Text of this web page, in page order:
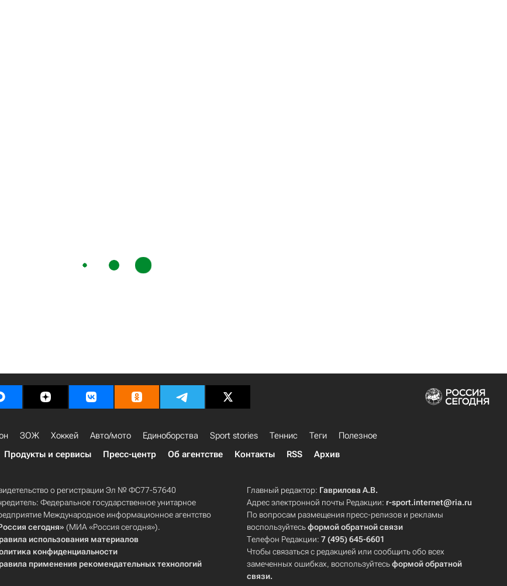
ЗОЖ Хоккей Авто/мото Единоборства Sport stories Теннис Теги
Полезное
Продукты и сервисы Пресс-центр Об агентстве Контакты RSS Архив
о регистрации Эл № ФС77-57640
Федеральное государственное унитарное
Международное информационное агентство
сегодня» (МИА «Россия сегодня»).
использования материалов
конфиденциальности
применения рекомендательных технологий
Главный редактор: Гаврилова А.В.
Адрес электронной почты Редакции: r-sport.internet@ria.ru
По вопросам размещения пресс-релизов и рекламы
воспользуйтесьформой обратной связи
Телефон Редакции:7 (495) 645-6601
Чтобы связаться с редакцией или сообщить обо всех
замеченных ошибках, воспользуйтесьформой обратной
связи.